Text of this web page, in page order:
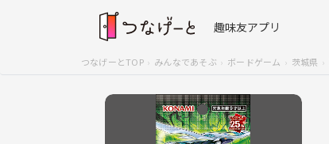
趣味友アプリ
つなげーとTOP みんなであそぶ ボードゲーム 茨城県